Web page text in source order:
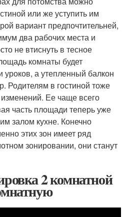
или же уступить им
вариант предпочтительней,
два рабочих места и
не втиснуть в тесное
комнаты будет
уроков, а утепленный балкон
Родителям в гостиной тоже
Ее чаще всего
часть площади теперь уже
залом кухне. Конечно
этих зон имеет ряд
зонировании, они станут
2 комнатной